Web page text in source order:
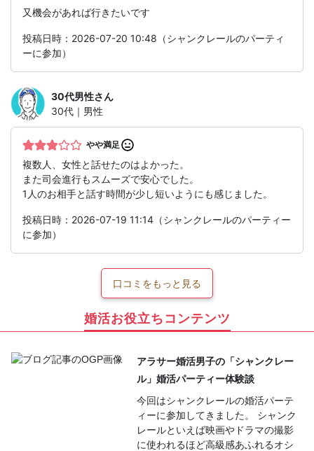
又機会があれば行きたいです
投稿日時：2026-07-20 10:48（シャンクレールのパーティ
ーに参加）
30代男性さん
30代｜男性
やや満足
複数人、女性と話せたのはよかった。
また司会進行もスムーズで安心でした。
1人のお相手と話す時間が少し短いようにも感じました。
投稿日時：2026-07-19 11:14（シャンクレールのパーティー
に参加）
口コミをもっと見る
婚活お役立ちコンテンツ
アラサー婚活男子の「シャンクレー
ル」婚活パーティー体験談
今回はシャンクレールの婚活パーテ
ィーに参加してきました。 シャンク
レールといえば映画やドラマの撮影
に使われるほど高級感あふれるオシ